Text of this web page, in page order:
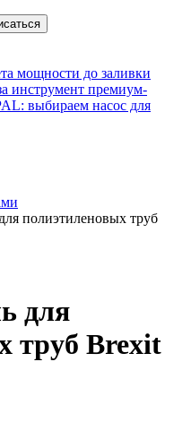
мощности до заливки
инструмент премиум-
выбираем насос для
полиэтиленовых труб
для
труб Brexit